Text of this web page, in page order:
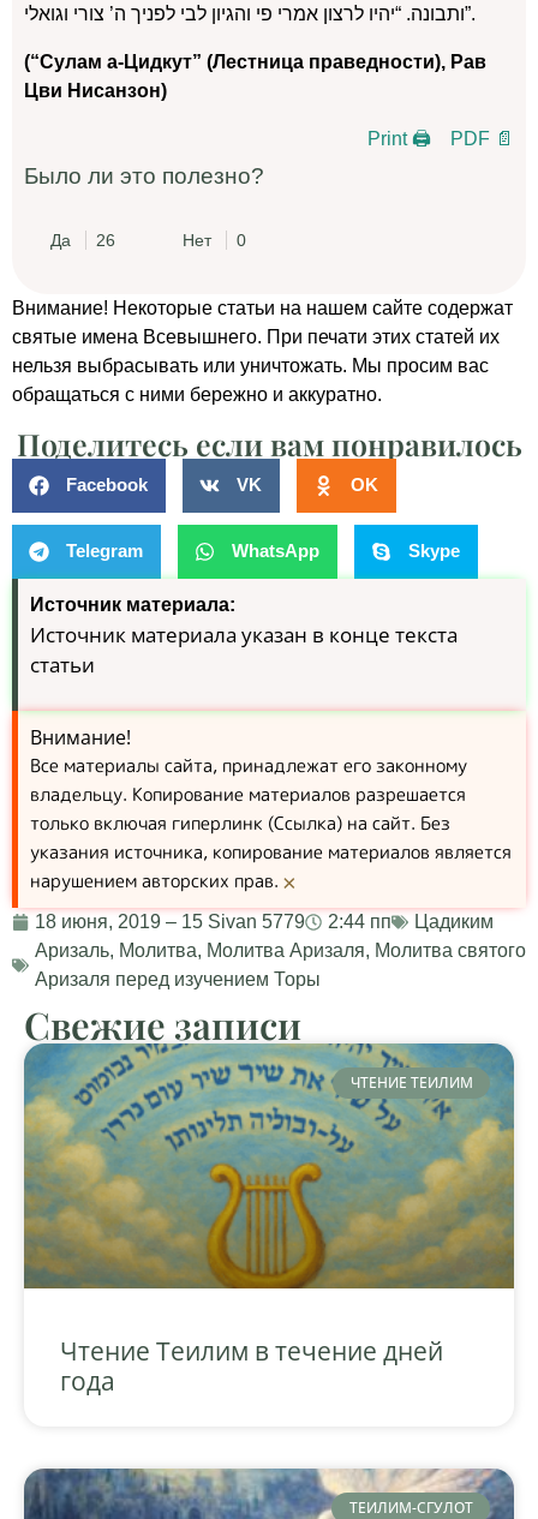
ותבונה. “יהיו לרצון אמרי פי והגיון לבי לפניך ה’ צורי וגואלי”.
(“Сулам а-Цидкут” (Лестница праведности), Рав
Цви Нисанзон)
Print 🖨 PDF 📄
Было ли это полезно?
Да 26 Нет 0
Внимание! Некоторые статьи на нашем сайте содержат
святые имена Всевышнего. При печати этих статей их
нельзя выбрасывать или уничтожать. Мы просим вас
обращаться с ними бережно и аккуратно.
Поделитесь если вам понравилось
Facebook VK OK
Telegram WhatsApp Skype
Источник материала:
Источник материала указан в конце текста
статьи
Внимание!
Все материалы сайта, принадлежат его законному
владельцу. Копирование материалов разрешается
только включая гиперлинк (Ссылка) на сайт. Без
указания источника, копирование материалов является
нарушением авторских прав. ×
18 июня, 2019 – 15 Sivan 5779 2:44 пп
Цадиким
Аризаль, Молитва, Молитва Аризаля, Молитва святого
Аризаля перед изучением Торы
Свежие записи
ЧТЕНИЕ ТЕИЛИМ
Чтение Теилим в течение дней
года
ТЕИЛИМ-СГУЛОТ